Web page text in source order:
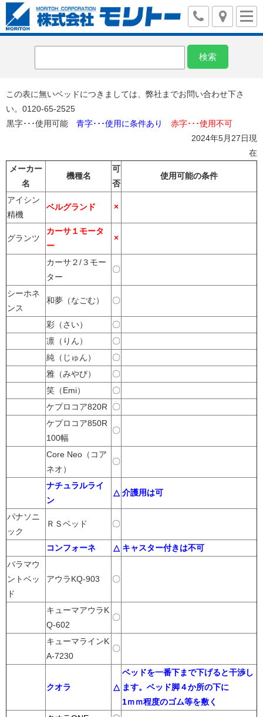
この表に無いベッドにつきましては、弊社までお問い合わせ下さ
い。0120-65-2525
黒字･･･使用可能 青字･･･使用に条件あり
赤字･･･使用不可
2024年5月27日現
在
メーカー
名
機種名
可
否
使用可能の条件
アイシン
精機
ベルグランド ×
グランツ
カーサ１モータ
ー
×
カーサ２/３モー
ター
〇
シーホネ
ンス
和夢（なごむ） 〇
彩（さい）
〇
凛（りん）
〇
純（じゅん）
〇
雅（みやび）
〇
笑（Emi）
〇
ケプロコア820R
〇
ケプロコア850R
100幅
〇
Core Neo（コア
ネオ）
〇
ナチュラルライ
ン
△ 介護用は可
パナソニ
ック
ＲＳベッド 〇
コンフォーネ △ キャスター付きは不可
パラマウ
ントベッ
ド
アウラKQ-903 〇
キューマアウラK
Q-602
〇
キューマラインK
A-7230
〇
クオラ △
ベッドを一番下まで下げると干渉し
ます。ベッド脚４か所の下に
1ｍｍ程度のゴム等を敷く